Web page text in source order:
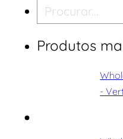
Pesquisar
Produtos
-